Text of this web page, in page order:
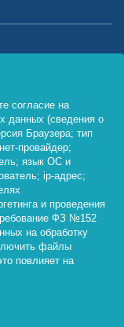
РФ
согласие на
данных (сведения о
Браузера; тип
провайдер;
язык ОС и
ip-адрес;
и проведения
ФЗ №152
на обработку
файлы
повлияет на